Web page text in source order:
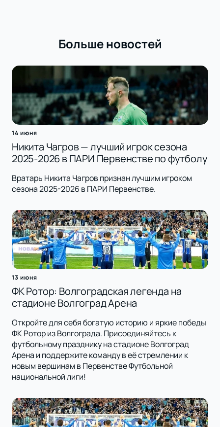
Больше новостей
14 июня
Никита Чагров — лучший игрок сезона
2025-2026 в ПАРИ Первенстве по футболу
Вратарь Никита Чагров признан лучшим игроком
сезона 2025-2026 в ПАРИ Первенстве.
13 июня
ФК Ротор: Волгоградская легенда на
стадионе Волгоград Арена
Откройте для себя богатую историю и яркие победы
ФК Ротор из Волгограда. Присоединяйтесь к
футбольному празднику на стадионе Волгоград
Арена и поддержите команду в её стремлении к
новым вершинам в Первенстве Футбольной
национальной лиги!